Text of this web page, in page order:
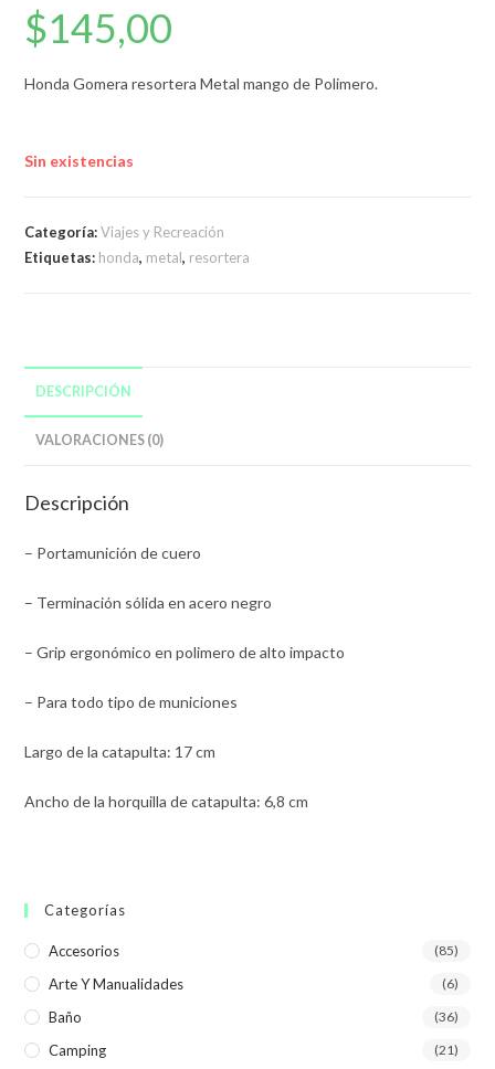
$145,00
Honda Gomera resortera Metal mango de Polimero.
Sin existencias
Categoría:Viajes y Recreación
Etiquetas: honda, metal, resortera
DESCRIPCIÓN
VALORACIONES (0)
Descripción
– Portamunición de cuero
– Terminación sólida en acero negro
– Grip ergonómico en polimero de alto impacto
– Para todo tipo de municiones
Largo de la catapulta: 17 cm
Ancho de la horquilla de catapulta: 6,8 cm
Categorías
Accesorios (85)
Arte Y Manualidades (6)
Baño (36)
Camping (21)